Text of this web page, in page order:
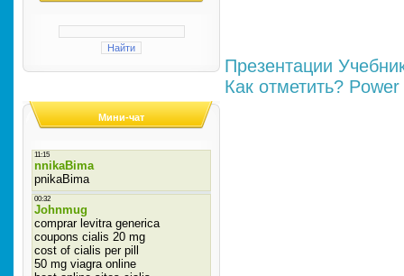
Мини-чат
Презентации
Как отметить?